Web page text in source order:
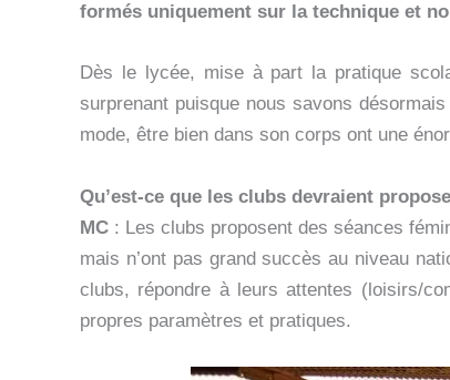
formés uniquement sur la technique et
Dès le lycée, mise à part la pratique
surprenant puisque nous savons
mode, être bien dans son corps ont une
Qu’est-ce que les clubs devraient
MC : Les clubs proposent des séances
mais n’ont pas grand succès au niveau
clubs, répondre à leurs attentes (loisirs/
propres paramètres et pratiques.